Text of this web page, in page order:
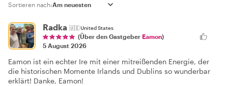
Sortieren nach:
Radka 🇺🇸United States
(Über den Gastgeber Eamon)
5 August 2026
Eamon ist ein echter Ire mit einer mitreißenden Energie, der
die historischen Momente Irlands und Dublins so wunderbar
erklärt! Danke, Eamon!